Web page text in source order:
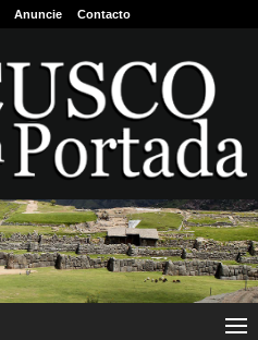
Anuncie Contacto